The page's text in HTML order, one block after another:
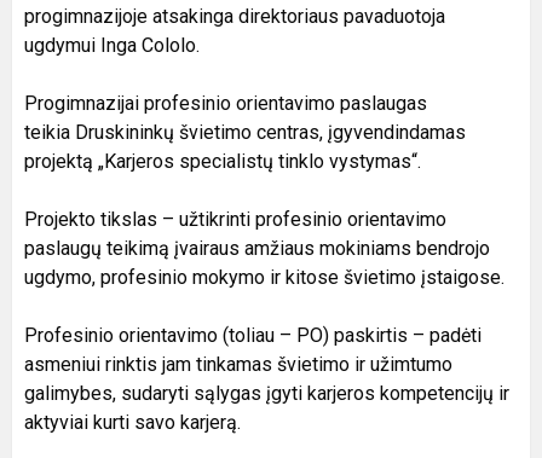
progimnazijoje atsakinga direktoriaus pavaduotoja
ugdymui Inga Cololo.
Progimnazijai profesinio orientavimo paslaugas
teikia Druskininkų švietimo centras, įgyvendindamas
projektą „Karjeros specialistų tinklo vystymas“.
Projekto tikslas – užtikrinti profesinio orientavimo
paslaugų teikimą įvairaus amžiaus mokiniams bendrojo
ugdymo, profesinio mokymo ir kitose švietimo įstaigose.
Profesinio orientavimo (toliau – PO) paskirtis – padėti
asmeniui rinktis jam tinkamas švietimo ir užimtumo
galimybes, sudaryti sąlygas įgyti karjeros kompetencijų ir
aktyviai kurti savo karjerą.